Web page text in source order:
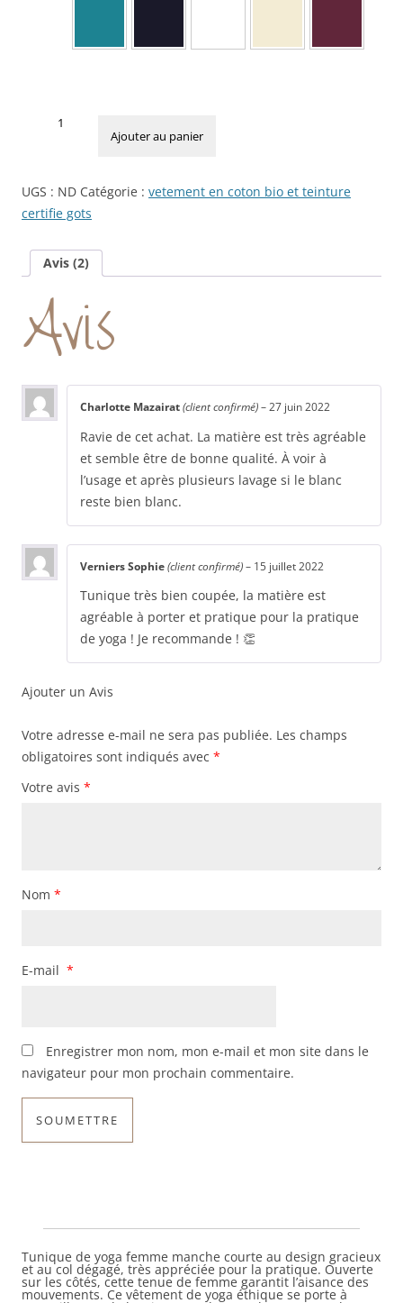
Femme
Coton
Ethique
Ajouter au panier
UGS : ND Catégorie : vetement en coton bio et teinture
certifie gots
Avis (2)
Avis
Charlotte Mazairat (client confirmé) – 27 juin 2022
Ravie de cet achat. La matière est très agréable
et semble être de bonne qualité. À voir à
l’usage et après plusieurs lavage si le blanc
reste bien blanc.
Verniers Sophie (client confirmé) – 15 juillet 2022
Tunique très bien coupée, la matière est
agréable à porter et pratique pour la pratique
de yoga ! Je recommande ! 👏
Ajouter un Avis
Votre adresse e-mail ne sera pas publiée. Les champs
obligatoires sont indiqués avec *
Votre avis *
Nom *
E-mail *
Enregistrer mon nom, mon e-mail et mon site dans le
navigateur pour mon prochain commentaire.
Tunique de yoga femme manche courte au design gracieux
et au col dégagé, très appréciée pour la pratique. Ouverte
sur les côtés, cette tenue de femme garantit l’aisance des
mouvements. Ce vêtement de yoga éthique se porte à